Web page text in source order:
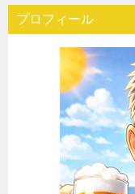
プロフィール